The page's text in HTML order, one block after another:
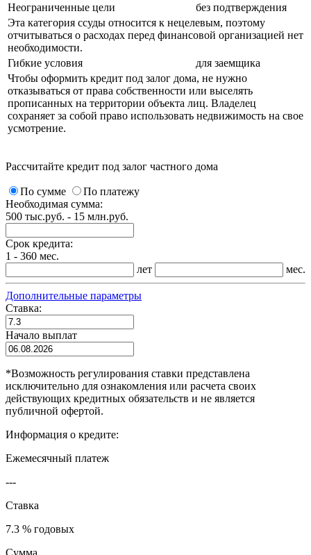
Неограниченные цели
без подтверждения
Эта категория ссуды относится к нецелевым, поэтому
отчитываться о расходах перед финансовой организацией нет
необходимости.
Гибкие условия
для заемщика
Чтобы оформить кредит под залог дома, не нужно
отказываться от права собственности или выселять
прописанных на территории объекта лиц. Владелец
сохраняет за собой право использовать недвижимость на свое
усмотрение.
Рассчитайте кредит под залог частного дома
По сумме
По платежу
Необходимая сумма:
500 тыс.руб. - 15 млн.руб.
Срок кредита:
1 - 360 мес.
лет
мес.
Дополнительные параметры
Ставка:
Начало выплат
*Возможность регулирования ставки представлена
исключительно для ознакомления или расчета своих
действующих кредитных обязательств и не является
публичной офертой.
Информация о кредите:
Ежемесячный платеж
---
Ставка
7.3 % годовых
Сумма